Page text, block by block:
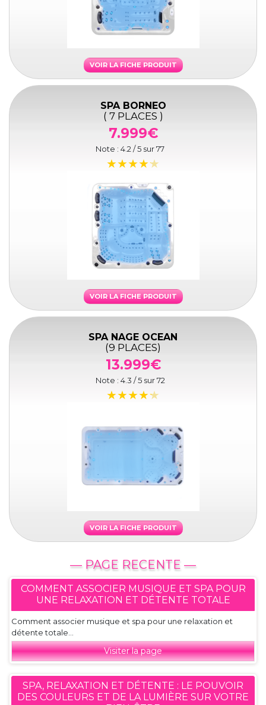
VOIR LA FICHE PRODUIT
SPA BORNEO
( 7 PLACES )
7.999€
Note : 4.2 / 5 sur77
VOIR LA FICHE PRODUIT
SPA NAGE OCEAN
(9 PLACES)
13.999€
Note : 4.3 / 5 sur72
VOIR LA FICHE PRODUIT
— PAGE RECENTE —
COMMENT ASSOCIER MUSIQUE ET SPA POUR
UNE RELAXATION ET DÉTENTE TOTALE
Comment associer musique et spa pour une relaxation et
détente totale...
Visiter la page
SPA, RELAXATION ET DÉTENTE : LE POUVOIR
DES COULEURS ET DE LA LUMIÈRE SUR VOTRE